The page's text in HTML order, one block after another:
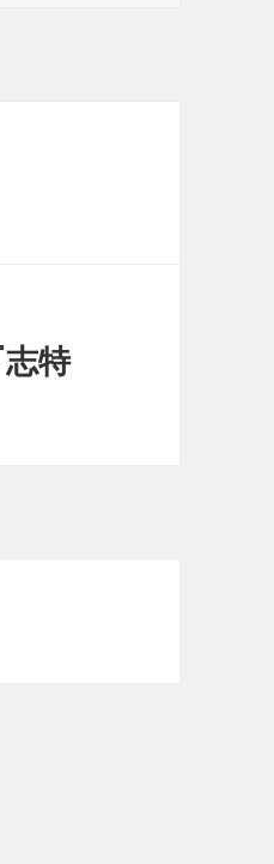
特